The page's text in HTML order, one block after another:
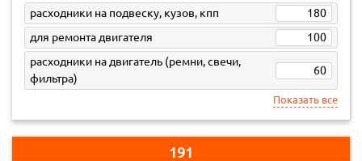
расходники на подвеску, кузов, кпп
180
для ремонта двигателя
100
расходники на двигатель (ремни, свечи,
фильтра)
60
Показать все
191